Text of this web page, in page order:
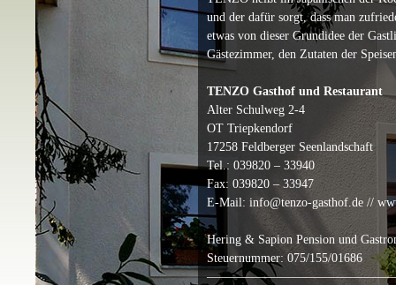
und der dafür sorgt, dass man
etwas von dieser Grundidee der
Gästezimmer, den Zutaten der
TENZO Gasthof und Restaurant
Alter Schulweg 2-4
OT Triepkendorf
17258 Feldberger Seenlandschaft
Tel.: 039820 – 33940
Fax: 039820 – 33947
E-Mail: info@tenzo-gasthof.de //
Hering & Sapion Pension und
Steuernummer: 075/155/01686